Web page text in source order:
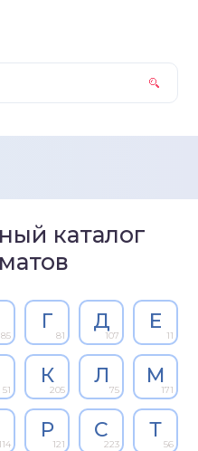
каталог
85
Г
81
Д
107
Е
11
51
К
205
Л
75
М
171
114
Р
121
С
223
Т
56